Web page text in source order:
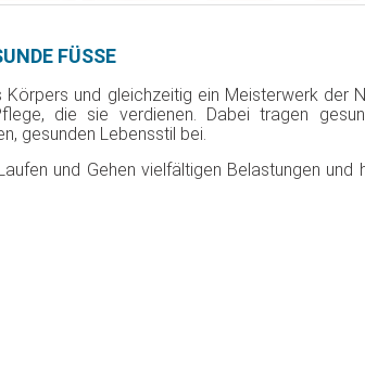
FÜSSE
Körpers und gleichzeitig ein Meisterwerk der
die sie verdienen. Dabei tragen
gesunden Lebensstil bei.
und Gehen vielfältigen Belastungen und